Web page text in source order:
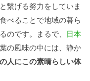
繋げる努力をしていま
べることで地域の暮ら
のです。まるで、 日本
の風味の中には、静か
人にこの素晴らしい体